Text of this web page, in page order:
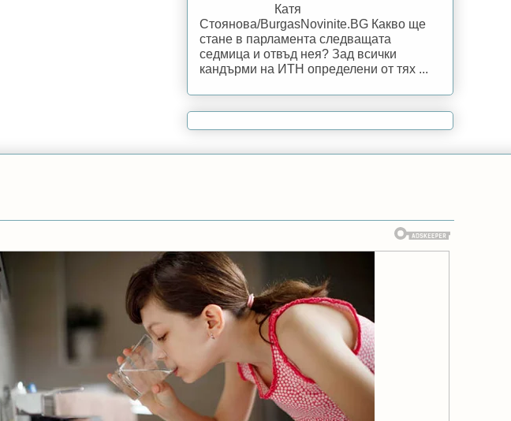
Катя
Стоянова/BurgasNovinite.BG Какво ще
стане в парламента следващата
седмица и отвъд нея? Зад всички
кандърми на ИТН определени от тях ...